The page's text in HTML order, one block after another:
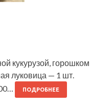
кукурузой, горошком
луковица — 1 шт.
ПОДРОБНЕЕ